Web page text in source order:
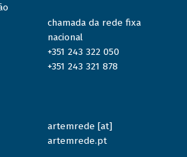
chamada da rede fixa
nacional
+351 243 322 050
+351 243 321 878
artemrede [at]
artemrede.pt